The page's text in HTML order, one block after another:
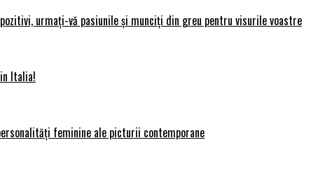
urmați-vă pasiunile și munciți din greu pentru visurile voastre
Italia!
feminine ale picturii contemporane